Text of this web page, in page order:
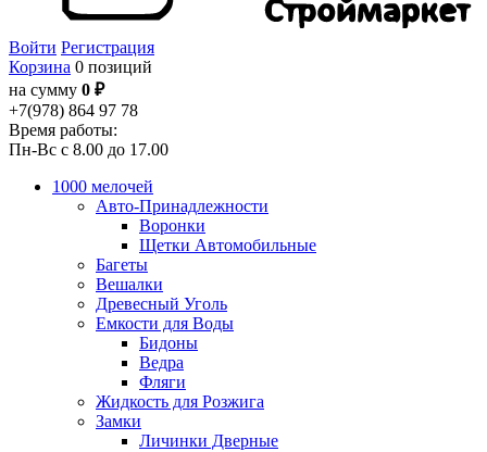
Войти Регистрация
Корзина 0 позиций
на сумму 0 ₽
+7(978) 864 97 78
Время работы:
Пн-Вс с 8.00 до 17.00
1000 мелочей
Авто-Принадлежности
Воронки
Щетки Автомобильные
Багеты
Вешалки
Древесный Уголь
Емкости для Воды
Бидоны
Ведра
Фляги
Жидкость для Розжига
Замки
Личинки Дверные